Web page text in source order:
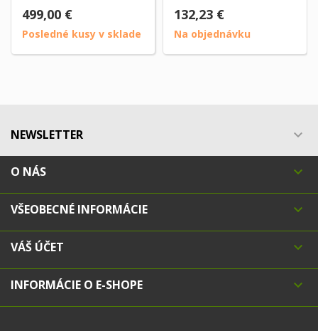
499,00 €
Posledné kusy v sklade
132,23 €
Na objednávku
NEWSLETTER 
O NÁS 
VŠEOBECNÉ INFORMÁCIE 
VÁŠ ÚČET 
INFORMÁCIE O E-SHOPE 